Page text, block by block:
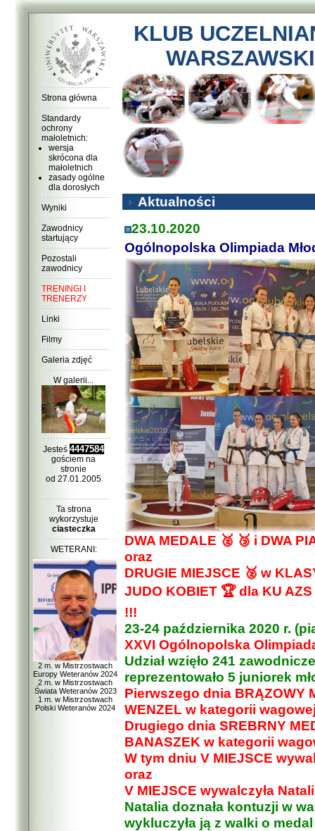
Strona główna
Standardy
ochrony
małoletnich:
wersja
skrócona dla
małoletnich
zasady ogólne
dla dorosłych
Wyniki
Zawodnicy
startujący
Pozostali
zawodnicy
TRENINGI I
TRENERZY
Linki
Filmy
Galeria zdjęć
W galerii...
Jesteś4447584
gościem na
stronie
od 27.01.2005
Ta strona
wykorzystuje
ciasteczka
WETERANI:
2 m. w Mistrzostwach
Europy Weteranów 2024
2 m. w Mistrzostwach
Świata Weteranów 2023
1 m. w Mistrzostwach
Polski Weteranów 2024
KLUB
Aktualności
23.10.2020
Ogólnopolska Olimpiada
DWA MEDALE 🥈 🥉 i DWA
oraz
DRUGIE MIEJSCE 🥈 w
JUDO KOBIET 🏆 dla KU
!!!
23-24 października 2020 r.
XXVI Ogólnopolska
Udział wzięło 241
reprezentowało 5 juniorek
Pierwszego dnia BRĄZOWY
WENZEL w kategorii
Drugiego dnia SREBRNY
BANASZEK w kategorii
W tym dniu V MIEJSCE
oraz
V MIEJSCE wywalczyła
Natalia doznała kontuzji w
wykluczyła ją z walki o